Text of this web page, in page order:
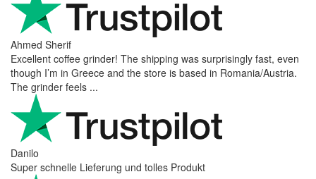
Ahmed Sherif
Excellent coffee grinder! The shipping was surprisingly fast, even
though I’m in Greece and the store is based in Romania/Austria.
The grinder feels ...
Danilo
Super schnelle Lieferung und tolles Produkt